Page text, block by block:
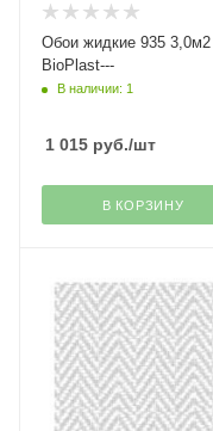
Обои жидкие 935 3,0м2
BioPlast---
В наличии: 1
1 015 руб./шт
В КОРЗИНУ